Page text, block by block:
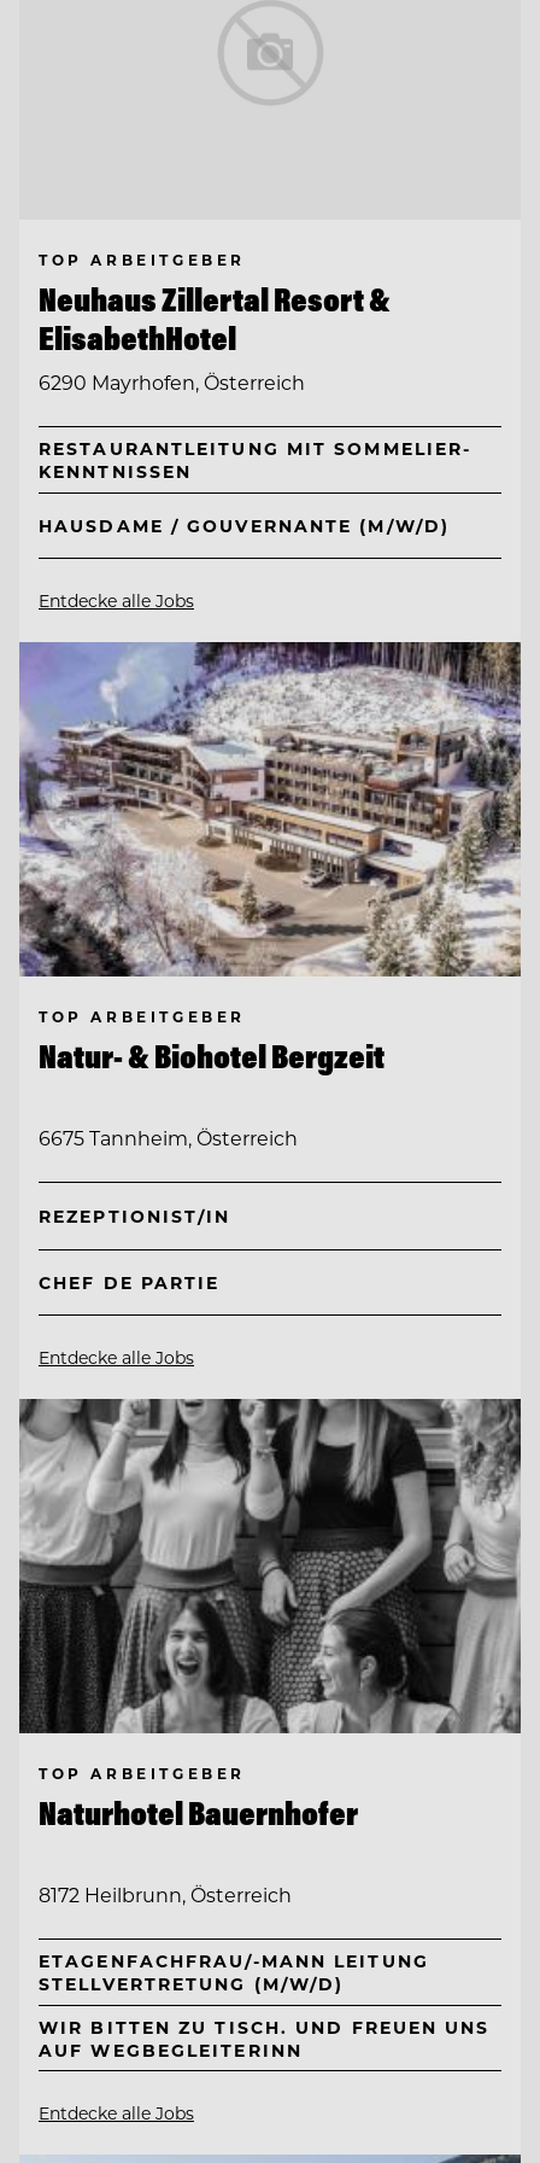
TOP ARBEITGEBER
Neuhaus Zillertal Resort &
ElisabethHotel
6290 Mayrhofen, Österreich
RESTAURANTLEITUNG MIT SOMMELIER-
KENNTNISSEN
HAUSDAME / GOUVERNANTE (M/W/D)
Entdecke alle Jobs
TOP ARBEITGEBER
Natur- & Biohotel Bergzeit
6675 Tannheim, Österreich
REZEPTIONIST/IN
CHEF DE PARTIE
Entdecke alle Jobs
TOP ARBEITGEBER
Naturhotel Bauernhofer
8172 Heilbrunn, Österreich
ETAGENFACHFRAU/-MANN LEITUNG
STELLVERTRETUNG (M/W/D)
WIR BITTEN ZU TISCH. UND FREUEN UNS
AUF WEGBEGLEITERINN
Entdecke alle Jobs